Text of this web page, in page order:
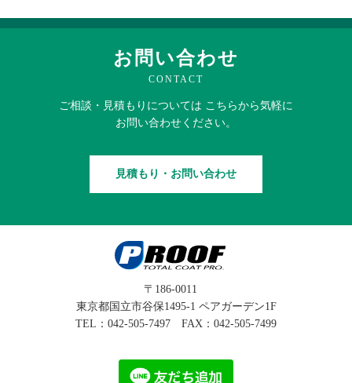
お問い合わせ
CONTACT
ご相談・見積もりについては こちらから気軽に
お問い合わせください。
見積もり・お問い合わせ
〒186-0011
東京都国立市谷保1495-1 ペアガーデン1F
TEL： 042-505-7497 FAX：042-505-7499